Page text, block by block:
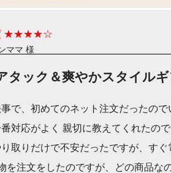
★★★★☆
ママ 様
タック＆爽やかスタイ
で、初めてのネット注文だったの
対応がよく 親切に教えてくれたの
取りだけで不安だったですが、す
を注文をしたのですが、どの商品な